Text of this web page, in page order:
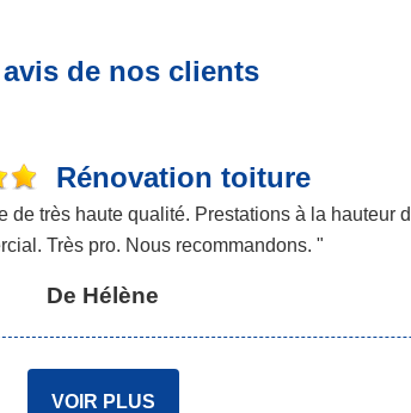
de nos clients
Rénovation toiture
très haute qualité. Prestations à la hauteur
Très pro. Nous recommandons. "
De Hélène
VOIR PLUS